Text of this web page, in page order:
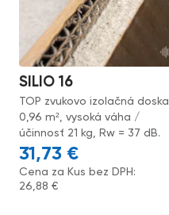
SILIO 16
TOP zvukovo izolačná doska
0,96 m², vysoká váha /
účinnosť 21 kg, Rw = 37 dB.
31,73 €
Cena za Kus bez DPH:
26,88€